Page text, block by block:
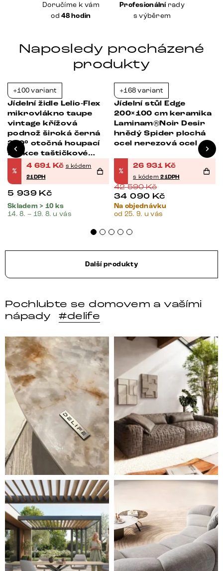
Doručíme k vám
od48 hodin
Profesionálnírady
s výběrem
Naposledy procházené
produkty
+100 variant
Jídelní židle Lelio-Flex
mikrovlákno taupe
vintage křížová
podnož široká černá
360° otočná houpací
funkce taštičkové
pružiny
%
4 691 Kč s kódem
21DPH
5 939 Kč
Skladem > 10 ks
14. 8. – 19. 8. u vás
+168 variant
Jídelní stůl Edge
200×100 cm keramika
Laminam®Noir Desir
hnědý Spider plochá
ocel nerezová ocel
%
26 931 Kč
s kódem21DPH
42 590Kč
34 090 Kč
Na objednávku
od 25. 9. u vás
Další produkty
Pochlubte se domovem a vašími
nápady
#delife
DELIFE – Nábytek, který promění dům v domov. Domo
Místo, kam se budeš těšit
Styl, odolnost a společné chvíle pod širým nebem.
Ne každá pohovka je jen